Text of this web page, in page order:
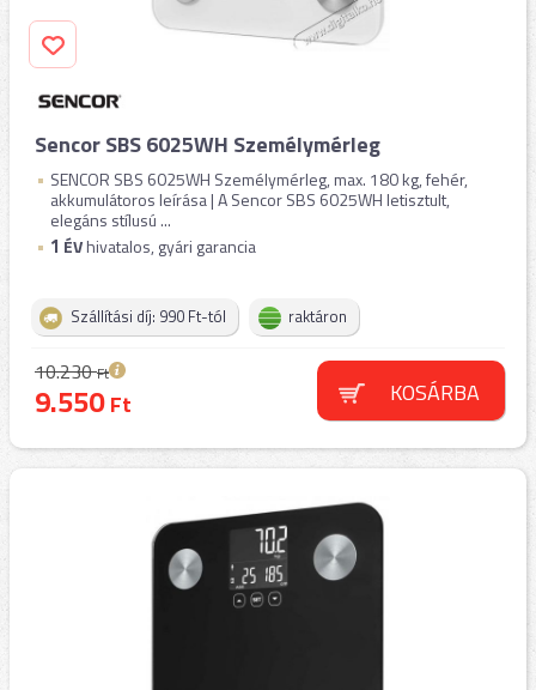
Sencor SBS 6025WH Személymérleg
SENCOR SBS 6025WH Személymérleg, max. 180 kg, fehér,
akkumulátoros leírása | A Sencor SBS 6025WH letisztult,
elegáns stílusú ...
1 ÉVhivatalos, gyári garancia
Szállítási díj: 990 Ft-tól raktáron
10.230Ft
9.550Ft KOSÁRBA